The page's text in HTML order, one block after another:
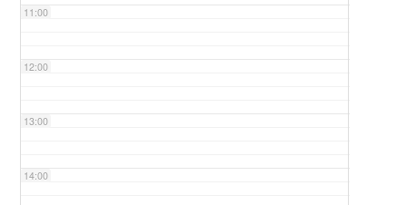
11:00
12:00
13:00
14:00